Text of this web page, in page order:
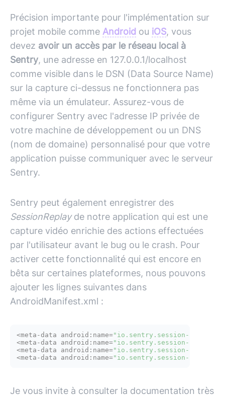
Précision importante pour l'implémentation sur
projet mobile comme Android ou iOS, vous
devez avoir un accès par le réseau local à
Sentry, une adresse en 127.0.0.1/localhost
comme visible dans le DSN (Data Source Name)
sur la capture ci-dessus ne fonctionnera pas
même via un émulateur. Assurez-vous de
configurer Sentry avec l'adresse IP privée de
votre machine de développement ou un DNS
(nom de domaine) personnalisé pour que votre
application puisse communiquer avec le serveur
Sentry.
Sentry peut également enregistrer des
SessionReplayde notre application qui est une
capture vidéo enrichie des actions effectuées
par l'utilisateur avant le bug ou le crash. Pour
activer cette fonctionnalité qui est encore en
bêta sur certaines plateformes, nous pouvons
ajouter les lignes suivantes dans
AndroidManifest.xml :
<meta-data android:name="io.sentry.session-
<meta-data android:name="io.sentry.session-
<meta-data android:name="io.sentry.session-
<meta-data android:name="io.sentry.session-
Je vous invite à consulter la documentation très